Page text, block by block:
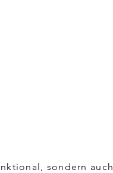
sondern auch